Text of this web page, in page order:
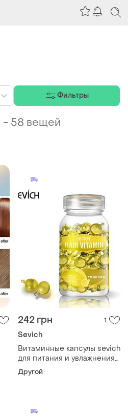
- 58 вещей
242 грн 1
Sevich
Витаминные капсулы sevich
для питания и увлажнения
волос (желтые) 30шт. масло
Другой
Фильтры